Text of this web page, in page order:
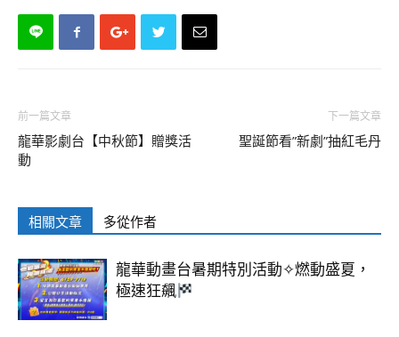
前一篇文章
龍華影劇台【中秋節】贈獎活
動
下一篇文章
聖誕節看”新劇”抽紅毛丹
相關文章 多從作者
龍華動畫台暑期特別活動✧燃動盛夏，
極速狂飆